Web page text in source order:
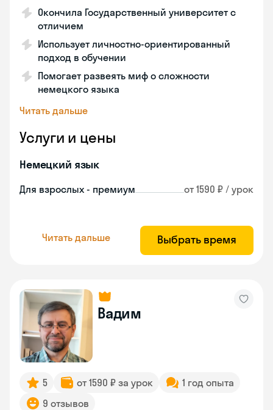
Окончила Государственный университет с
отличием
Использует личностно-ориентированный
подход в обучении
Помогает развеять миф о сложности
немецкого языка
Читать дальше
Услуги и цены
Немецкий язык
Для взрослых - премиум от 1590 ₽ / урок
Читать дальше Выбрать время
Вадим
5 от 1590 ₽ за урок
1 год опыта
9 отзывов